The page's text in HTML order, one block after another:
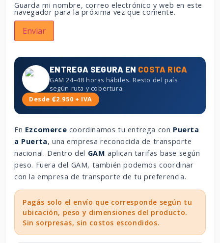
Guarda mi nombre, correo electrónico y web en este
navegador para la próxima vez que comente.
ENTREGA SEGURA EN COSTA RICA
GAM 24–48 horas hábiles. Resto del país
según ruta y cobertura.
Desde ₡2.950 + IVA
En Ezcomerce coordinamos tu entrega con Puerta
a Puerta, una empresa reconocida de transporte
nacional. Dentro del GAM aplican tarifas base según
peso. Fuera del GAM, también podemos coordinar
con la empresa de transporte de tu preferencia.
Pagás solo el envío que corresponde según tu
ubicación, peso y dimensiones del producto.
Sin sorpresas, sin costos escondidos.